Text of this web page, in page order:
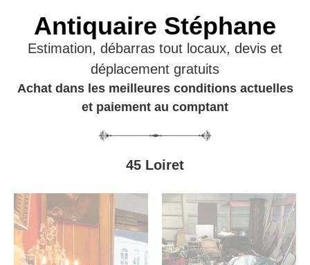
Antiquaire Stéphane
Estimation, débarras tout locaux, devis et
déplacement gratuits
Achat dans les meilleures conditions actuelles
et paiement au comptant
45 Loiret